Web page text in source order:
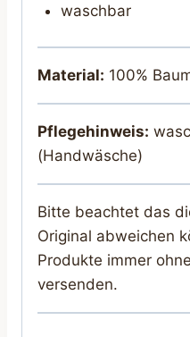
waschbar
Material: 100%
Pflegehinweis:
(Handwäsche)
Bitte beachtet das
Original abweichen
Produkte immer
versenden.